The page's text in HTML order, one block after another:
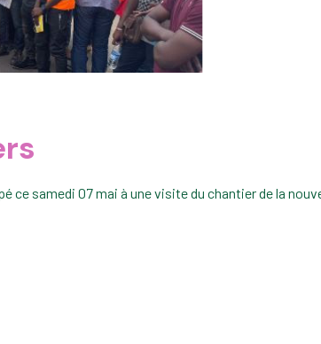
ce samedi 07 mai à une visite du chantier de la